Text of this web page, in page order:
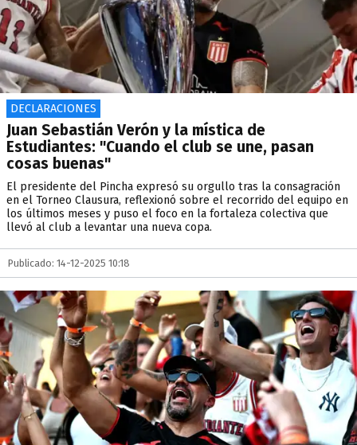
DECLARACIONES
Juan Sebastián Verón y la mística de
Estudiantes: "Cuando el club se une, pasan
cosas buenas"
El presidente del Pincha expresó su orgullo tras la consagración
en el Torneo Clausura, reflexionó sobre el recorrido del equipo en
los últimos meses y puso el foco en la fortaleza colectiva que
llevó al club a levantar una nueva copa.
Publicado: 14-12-2025 10:18